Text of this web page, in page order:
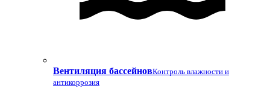
Вентиляция бассейновКонтроль влажности и
антикоррозия